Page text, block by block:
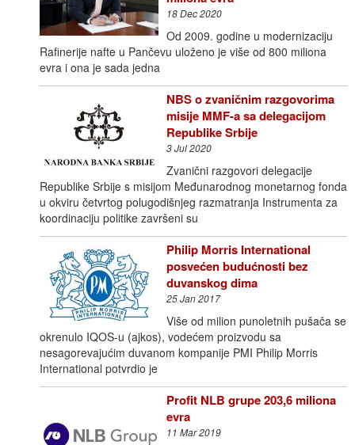
18 Dec 2020
Od 2009. godine u modernizaciju
Rafinerije nafte u Pančevu uloženo je više od 800 miliona
evra i ona je sada jedna
NBS o zvaničnim razgovorima
misije MMF-a sa delegacijom
Republike Srbije
3 Jul 2020
Zvanični razgovori delegacije
Republike Srbije s misijom Međunarodnog monetarnog fonda
u okviru četvrtog polugodišnjeg razmatranja Instrumenta za
koordinaciju politike završeni su
Philip Morris International
posvećen budućnosti bez
duvanskog dima
25 Jan 2017
Više od milion punoletnih pušača se
okrenulo IQOS-u (ajkos), vodećem proizvodu sa
nesagorevajućim duvanom kompanije PMI Philip Morris
International potvrdio je
Profit NLB grupe 203,6 miliona
evra
11 Mar 2019